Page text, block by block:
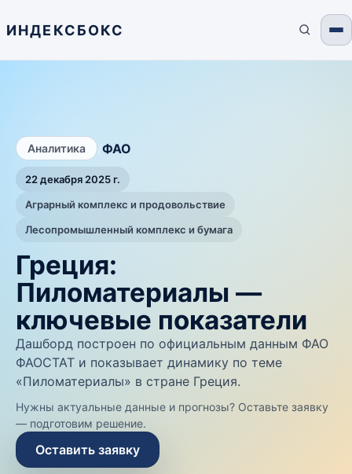
ИНДЕКСБОКС
Аналитика ФАО
22 декабря 2025 г.
Аграрный комплекс и продовольствие
Лесопромышленный комплекс и бумага
Греция:
Пиломатериалы —
ключевые показатели
Дашборд построен по официальным данным ФАО
ФАОСТАТ и показывает динамику по теме
«Пиломатериалы» в стране Греция.
Нужны актуальные данные и прогнозы? Оставьте заявку
— подготовим решение.
Оставить заявку